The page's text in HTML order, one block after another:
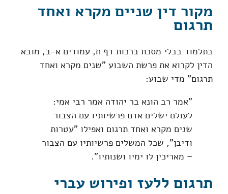
מקור דין שניים מקרא ואחד
תרגום
בתלמוד בבלי מסכת ברכות דף ח, עמודים א-ב, מובא
הדין לקרוא את פרשת השבוע "שנים מקרא ואחד
תרגום" מדי שבוע:
"אמר רב הונא בר יהודה אמר רבי אמי:
לעולם ישלים אדם פרשיותיו עם הצבור
שנים מקרא ואחד תרגום ואפילו "עטרות
ודיבן", שכל המשלים פרשיותיו עם הצבור
– מאריכין לו ימיו ושנותיו".
תרגום ללעז ופירוש עברי